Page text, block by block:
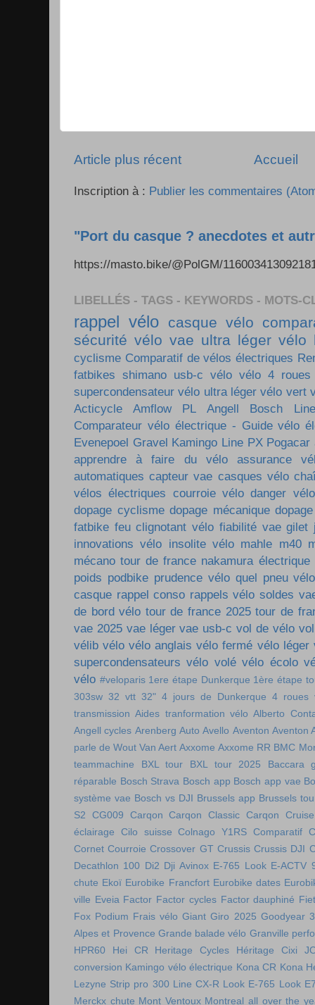
Article plus récent Accueil
Inscription à : Publier les commentaires
"Port du casque ? anecdotes et
https://masto.bike/@PolGM/
LIBELLÉS - TAGS - KEYWORDS - MOTS-
rappel vélo casque vélo
sécurité vélo vae ultra léger vélo
cyclisme Comparatif de vélos électriques
fatbikes shimano usb-c vélo vélo 4 roues
supercondensateur vélo ultra léger vélo vert
Acticycle
Amflow PL Angell
Bosch
Comparateur vélo électrique - Guide vélo
Evenepoel Gravel Kamingo Line PX Pogacar
apprendre à faire du vélo
assurance
automatiques capteur vae casques vélo
vélos électriques courroie vélo danger vélo
dopage cyclisme dopage mécanique
fatbike feu clignotant vélo fiabilité vae gilet
innovations vélo insolite vélo mahle m40
mécano tour de france nakamura électrique
poids podbike prudence vélo quel pneu vélo
casque rappel conso rappels vélo soldes
de bord vélo tour de france 2025 tour de
vae 2025 vae léger vae usb-c vol de vélo
vélib vélo vélo anglais vélo fermé vélo léger
supercondensateurs vélo volé vélo écolo
vélo #veloparis 1ere étape Dunkerque 1ère étape
303sw 32 vtt 32" 4 jours de Dunkerque 4 roues
transmission Aides tranformation vélo Alberto
Angell cycles Arenberg Auto Avello Aventon Aventon
parle de Wout Van Aert Axxome Axxome RR BMC
teammachine
BXL tour BXL tour 2025
Baccara
réparable Bosch Strava Bosch app Bosch app vae
système vae Bosch vs DJI Brussels app Brussels
S2
CG009 Carqon Carqon Classic Carqon Cruise
éclairage
Cilo suisse Colnago Y1RS Comparatif
Cornet Courroie Crossover GT Crussis Crussis DJI
Decathlon 100 Di2 Dji Avinox E-765 Look E-ACTV
chute Ekoï Eurobike Francfort Eurobike dates
ville Eveia Factor Factor cycles Factor dauphiné
Fox Podium Frais vélo Giant Giro 2025 Goodyear
Alpes et Provence Grande balade vélo Granville
HPR60
Hei CR Heritage Cycles Héritage Cixi
conversion Kamingo vélo électrique Kona CR Kona
Lezyne Strip pro 300 Line CX-R Look E-765 Look
Merckx chute Mont Ventoux Montreal all over the